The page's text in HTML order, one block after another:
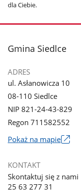
dla Ciebie.
stopka
Gmina Siedlce
ADRES
ul. Asłanowicza 10
08-110 Siedlce
NIP 821-24-43-829
Regon 711582552
Pokaż na mapieLink
nowym
KONTAKT
Skontaktuj się z nami
25 63 277 31